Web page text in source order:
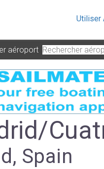
Utiliser
aéroport
Spain